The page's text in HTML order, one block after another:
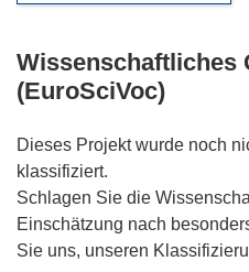
Wissenschaftliches
(EuroSciVoc)
Dieses Projekt wurde noch
klassifiziert.
Schlagen Sie die
Einschätzung nach
Sie uns, unseren